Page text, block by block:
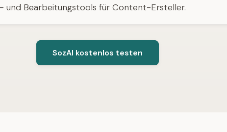
und Bearbeitungstools für Content-Ersteller.
SozAI kostenlos testen